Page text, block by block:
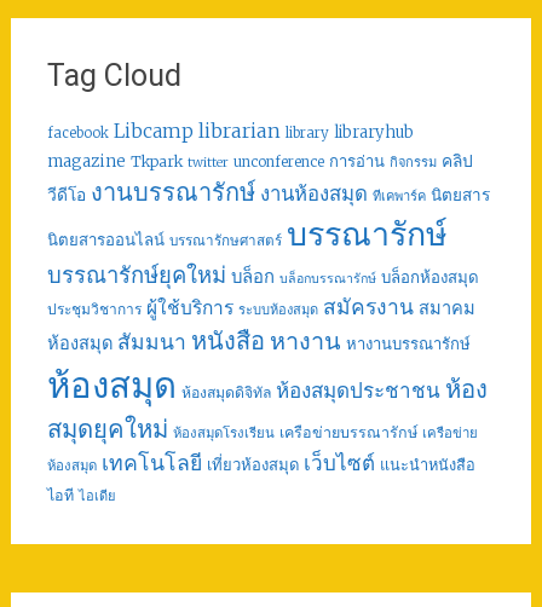
Tag Cloud
facebook Libcamp librarian library libraryhub
magazine Tkpark twitter unconference การอ่าน กิจกรรม คลิป
วีดีโอ งานบรรณารักษ์ งานห้องสมุด ทีเคพาร์ค นิตยสาร
นิตยสารออนไลน์ บรรณารักษศาสตร์ บรรณารักษ์
บรรณารักษ์ยุคใหม่ บล็อก บล็อกบรรณารักษ์ บล็อกห้องสมุด
ประชุมวิชาการ ผู้ใช้บริการ ระบบห้องสมุด สมัครงาน สมาคม
ห้องสมุด สัมมนา หนังสือ หางาน หางานบรรณารักษ์
ห้องสมุด ห้องสมุดดิจิทัล ห้องสมุดประชาชน ห้อง
สมุดยุคใหม่ ห้องสมุดโรงเรียน เครือข่ายบรรณารักษ์ เครือข่าย
ห้องสมุด เทคโนโลยี เที่ยวห้องสมุด เว็บไซต์ แนะนำหนังสือ
ไอที ไอเดีย